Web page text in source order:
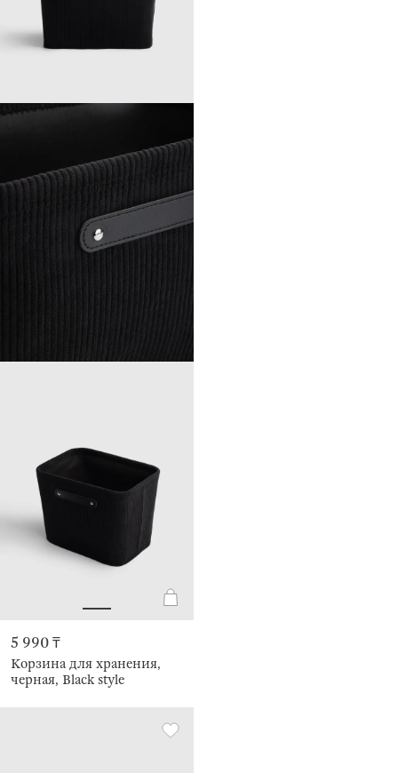
5 990 ₸
Корзина для хранения,
черная, Black style